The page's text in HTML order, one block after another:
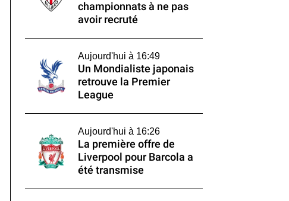
championnats à ne pas
avoir recruté
Aujourd'hui à 16:49
Un Mondialiste japonais
retrouve la Premier
League
Aujourd'hui à 16:26
La première offre de
Liverpool pour Barcola a
été transmise